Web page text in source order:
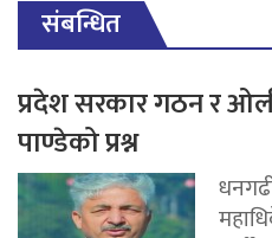
संबन्धित
प्रदेश सरकार गठन र
पाण्डेको प्रश्न